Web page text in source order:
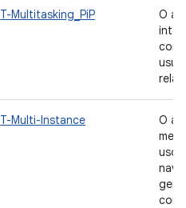
T-Multitasking_PiP
O
T-Multi-Instance
O
uso